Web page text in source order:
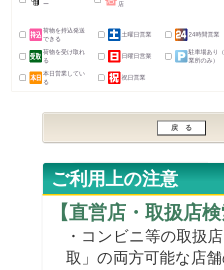
ー
店
荷物を持込発送
できる
土曜日営業 24時間営業
荷物を受け取れ
る
日曜日営業
駐車場あり
業所のみ）
本日営業してい
る
祝日営業
ご利用上の注意
【直営店・取扱店
・コンビニ等の取扱
取」の両方可能な店